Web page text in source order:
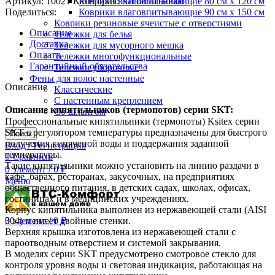
Коврики влаговпитывающие 90 см х 150 см
Коврики резиновые ячеистые с отверстиями
Тележки для белья
Тележки для мусорного мешка
Тележки многофункциональные
Тележки уборочные
Фены для волос настенные
Классические
С настенным креплением
Со шлангом
Поиск
Вход / Регистрация
0 Сравнить
0элемент / 0₽
Меню
0элемент / 0 ₽
Поделиться:
Описание
Доставка
Оплата
Гарантийный обязательства
Описание
Описание кипятильников (термопотов) серии SKT:
Профессиональные кипятильники (термопоты) Ksitex серии
SKT с регулятором температуры предназначены для быстрого
получения кипяченой воды и поддержания заданной
температуры.
Такие кипятильники можно установить на линию раздачи в
кафе, барах, ресторанах, закусочных, на предприятиях
общественного питания, в детских садах, школах, офисах,
гостиницах и в медицинских учреждениях.
Корпус кипятильника выполнен из нержавеющей стали (AISI
304) и имеет двойные стенки.
Верхняя крышка изготовлена из нержавеющей стали с
пароотводным отверстием и системой закрывания.
В моделях серии SKT предусмотрено смотровое стекло для
контроля уровня воды и световая индикация, работающая на